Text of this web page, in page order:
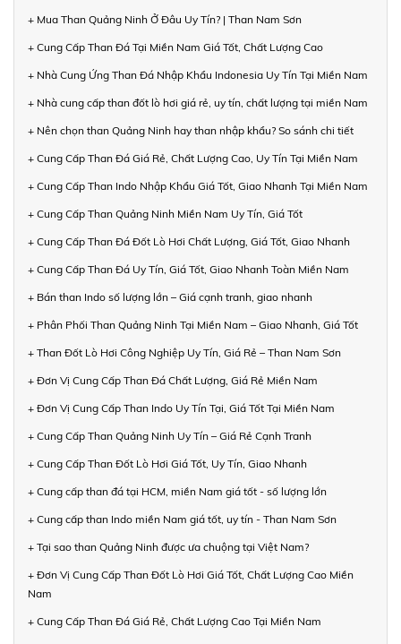
+ Mua Than Quảng Ninh Ở Đâu Uy Tín? | Than Nam Sơn
+ Cung Cấp Than Đá Tại Miền Nam Giá Tốt, Chất Lượng Cao
+ Nhà Cung Ứng Than Đá Nhập Khẩu Indonesia Uy Tín Tại Miền Nam
+ Nhà cung cấp than đốt lò hơi giá rẻ, uy tín, chất lượng tại miền Nam
+ Nên chọn than Quảng Ninh hay than nhập khẩu? So sánh chi tiết
+ Cung Cấp Than Đá Giá Rẻ, Chất Lượng Cao, Uy Tín Tại Miền Nam
+ Cung Cấp Than Indo Nhập Khẩu Giá Tốt, Giao Nhanh Tại Miền Nam
+ Cung Cấp Than Quảng Ninh Miền Nam Uy Tín, Giá Tốt
+ Cung Cấp Than Đá Đốt Lò Hơi Chất Lượng, Giá Tốt, Giao Nhanh
+ Cung Cấp Than Đá Uy Tín, Giá Tốt, Giao Nhanh Toàn Miền Nam
+ Bán than Indo số lượng lớn – Giá cạnh tranh, giao nhanh
+ Phân Phối Than Quảng Ninh Tại Miền Nam – Giao Nhanh, Giá Tốt
+ Than Đốt Lò Hơi Công Nghiệp Uy Tín, Giá Rẻ – Than Nam Sơn
+ Đơn Vị Cung Cấp Than Đá Chất Lượng, Giá Rẻ Miền Nam
+ Đơn Vị Cung Cấp Than Indo Uy Tín Tại, Giá Tốt Tại Miền Nam
+ Cung Cấp Than Quảng Ninh Uy Tín – Giá Rẻ Cạnh Tranh
+ Cung Cấp Than Đốt Lò Hơi Giá Tốt, Uy Tín, Giao Nhanh
+ Cung cấp than đá tại HCM, miền Nam giá tốt - số lượng lớn
+ Cung cấp than Indo miền Nam giá tốt, uy tín - Than Nam Sơn
+ Tại sao than Quảng Ninh được ưa chuộng tại Việt Nam?
+ Đơn Vị Cung Cấp Than Đốt Lò Hơi Giá Tốt, Chất Lượng Cao Miền
Nam
+ Cung Cấp Than Đá Giá Rẻ, Chất Lượng Cao Tại Miền Nam